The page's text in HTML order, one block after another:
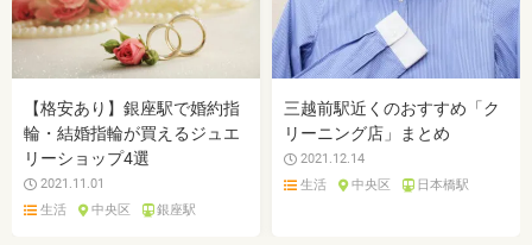
【格安あり】銀座駅で婚約指
輪・結婚指輪が買えるジュエ
リーショップ4選
2021.11.01
生活
中央区 銀座駅
三越前駅近くのおすすめ「ク
リーニング店」まとめ
2021.12.14
生活
中央区 日本橋駅